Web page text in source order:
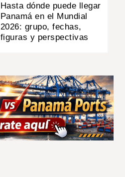
Hasta dónde puede llegar
Panamá en el Mundial
2026: grupo, fechas,
figuras y perspectivas